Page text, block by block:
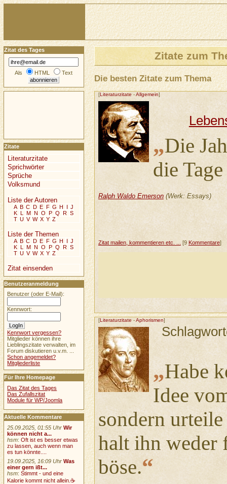
Zitate zum
Die besten Zitate zum Thema
[Literaturzitate -Allgemein]
„Die
die
Ralph Waldo Emerson(Werk: Essays)
Zitat mailen, kommentieren etc. ... [9 Kommentare]
[Literaturzitate -Aphorismen]
„Habe
Idee
sondern
halt ihn weder
böse.“
Zitat des Tages
Als HTML Text
Zitate
Literaturzitate
Sprichwörter
Sprüche
Volksmund
Liste der Autoren
A B C D E F G H I J
K L M N O P Q R S
T U V W X Y Z
Liste der Themen
A B C D E F G H I J
K L M N O P Q R S
T U V W X Y Z
Zitat einsenden
Benutzeranmeldung
Benutzer (oder E-Mail):
Kennwort:
Kennwort vergessen?
Mitglieder können ihre
Lieblingszitate verwalten, im
Forum diskutieren u.v.m. ...
Schon angemeldet?
Mitgliederliste
Für Ihre Homepage
Das Zitat des Tages
Das Zufallszitat
Module für WP/Joomla
Aktuelle Kommentare
25.09.2025, 01:55 Uhr Wir
können nicht a...
hsm:Oft ist es besser etwas
zu lassen, auch wenn man
es tun könnte....
19.09.2025, 16:09 Uhr Was
einer gern ißt...
hsm:Stimmt - und eine
Kalorie kommt nicht allein.☕